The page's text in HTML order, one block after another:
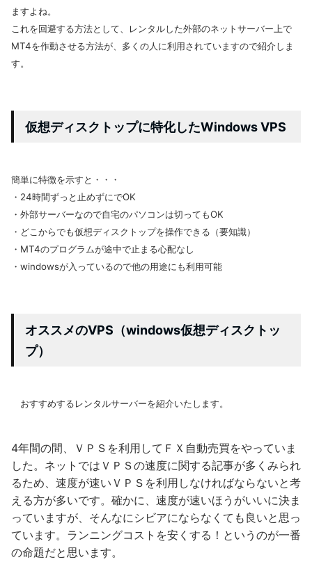
ますよね。
これを回避する方法として、レンタルした外部のネットサーバー上で
MT4を作動させる方法が、多くの人に利用されていますので紹介しま
す。
仮想ディスクトップに特化したWindows VPS
簡単に特徴を示すと・・・
・24時間ずっと止めずにでOK
・外部サーバーなので自宅のパソコンは切ってもOK
・どこからでも仮想ディスクトップを操作できる（要知識）
・MT4のプログラムが途中で止まる心配なし
・windowsが入っているので他の用途にも利用可能
オススメのVPS（windows仮想ディスクトッ
プ）
おすすめするレンタルサーバーを紹介いたします。
4年間の間、ＶＰＳを利用してＦＸ自動売買をやっていま
した。ネットではＶＰＳの速度に関する記事が多くみられ
るため、速度が速いＶＰＳを利用しなければならないと考
える方が多いです。確かに、速度が速いほうがいいに決ま
っていますが、そんなにシビアにならなくても良いと思っ
ています。ランニングコストを安くする！というのが一番
の命題だと思います。